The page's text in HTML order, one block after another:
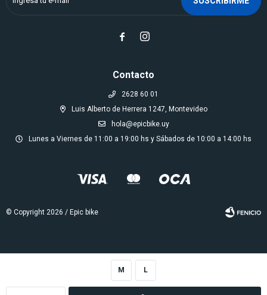
M L
Contacto
2628 60 01
Luis Alberto de Herrera 1247, Montevideo
hola@epicbike.uy
Lunes a Viernes de 11:00 a 19:00 hs y Sábados de 10:00 a 14:00 hs
 
© Copyright 2026 / Epic bike